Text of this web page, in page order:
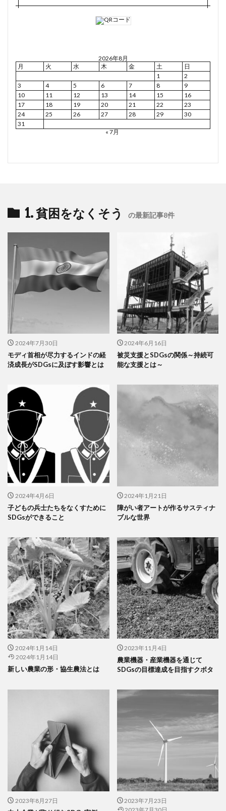
2026年8月
月
火 水 木 金 土
日
1
2
3
4 5 6 7 8
9
10
11 12 13 14 15
16
17
18 19 20 21 22
23
24
25 26 27 28 29
30
31
« 7月
1. 貧困をなくそう の最新記事8件
2024年7月30日
モディ首相が尽力するインドの経
済成長がSDGsに及ぼす影響とは
2024年6月16日
被災支援とSDGsの関係～持続可
能な支援とは～
2024年4月6日
子どもの兵士たちをなくすために
SDGsができること
2024年1月21日
障がい者アートが作るサスティナ
ブルな世界
2024年1月14日
2024年1月14日
新しい農業の形・協生農法とは
2023年11月4日
農業機器・産業機器を通じて
SDGsの目標達成を目指すクボタ
2023年8月27日
2023年7月23日